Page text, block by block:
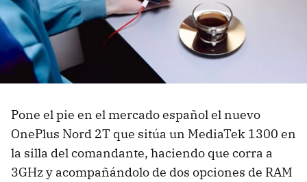
Pone el pie en el mercado español el nuevo
OnePlus Nord 2T que sitúa un MediaTek 1300 en
la silla del comandante, haciendo que corra a
3GHz y acompañándolo de dos opciones de RAM